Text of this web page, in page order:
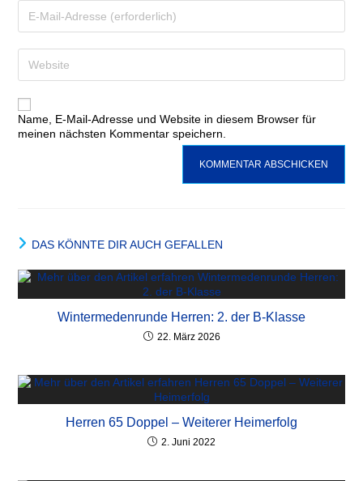
Name, E-Mail-Adresse und Website in diesem Browser für
meinen nächsten Kommentar speichern.
DAS KÖNNTE DIR AUCH GEFALLEN
Wintermedenrunde Herren: 2. der B-Klasse
22. März 2026
Herren 65 Doppel – Weiterer Heimerfolg
2. Juni 2022